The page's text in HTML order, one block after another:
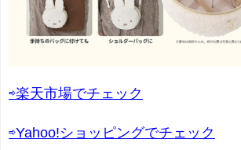
⇨楽天市場でチェック
⇨Yahoo!ショッピングでチェック